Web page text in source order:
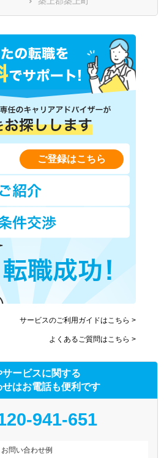
ご登録はこちら
サービスのご利用ガイドはこちら >
よくあるご質問はこちら >
サービスに関する
せはお電話も便利です
941-651
お問い合わせ例